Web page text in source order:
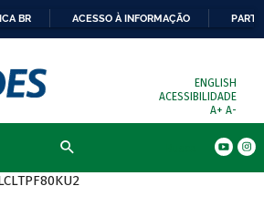
BR ACESSO À INFORMAÇÃO
ENGLISH
ACESSIBILIDADE
A+ A-